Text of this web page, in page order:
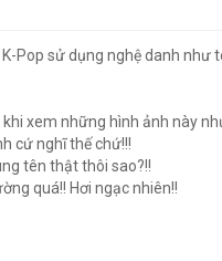
Pop sử dụng nghệ danh
xem những hình ảnh này
cứ nghĩ thế chứ!!!
tên thật thôi sao?!!
quá!! Hơi ngạc nhiên!!